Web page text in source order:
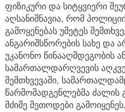
ფიზიკური და სიტყვიერი
აღსანიშნავია, რომ
გამოყენებას უმეტეს
ანგარიშსწორების სახე და
უკანონო წინააღმდეგობის
სამართალდარღვევის
შემთხვევაში,
წარმომადგენლებმა ძალის
მძიმე მეთოდები